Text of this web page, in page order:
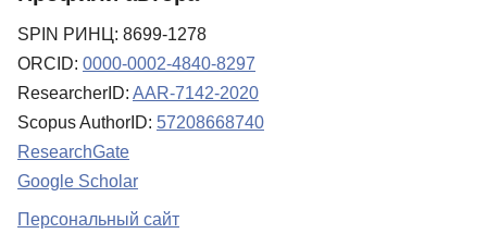
SPIN РИНЦ: 8699-1278
ORCID: 0000-0002-4840-8297
ResearcherID: AAR-7142-2020
Scopus AuthorID: 57208668740
ResearchGate
Google Scholar
Персональный сайт